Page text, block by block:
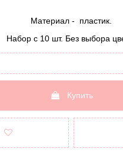
Материал - пластик.
Набор с 10 шт. Без выбора
Купить